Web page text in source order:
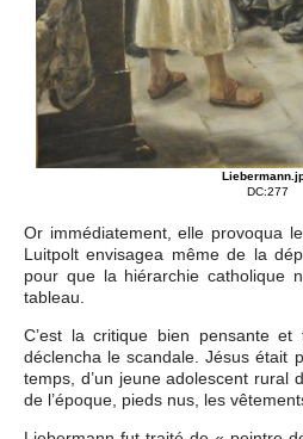
DC:277
Or immédiatement, elle provoqua
Luitpolt envisagea même de la
pour que la hiérarchie catholique
tableau.
C’est la critique bien pensante et
déclencha le scandale. Jésus était
temps, d’un jeune adolescent rural
de l’époque, pieds nus, les